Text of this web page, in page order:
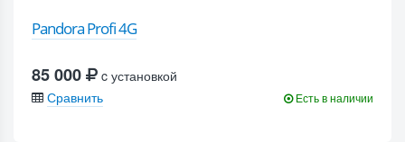
Pandora Profi 4G
85 000
c установкой
Сравнить
Есть в наличии